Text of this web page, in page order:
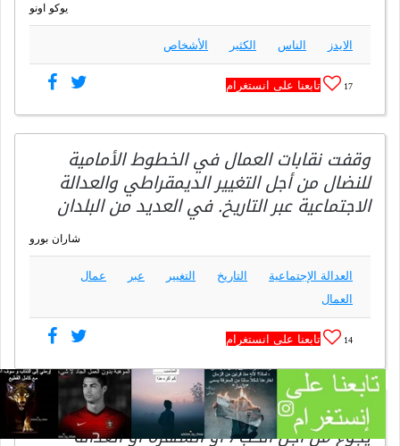
يوكو اونو
الايدز الناس الكثير الأشخاص
17 تابعنا على انستغرام
وقفت نقابات العمال في الخطوط الأمامية
للنضال من أجل التغيير الديمقراطي والعدالة
الاجتماعية عبر التاريخ. في العديد من البلدان
شاران بورو
العدالة الإجتماعية التاريخ التغيير عبر
عمال
العمال
14 تابعنا على انستغرام
هناك العديد من الطرق للجوع. يمكن للمرء أن
يجوع من أجل الحب ، أو الشهرة أو العدالة